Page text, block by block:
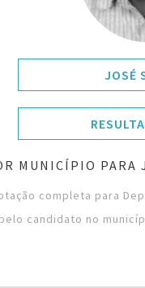
JOSÉ
MUNICÍPIO PARA
completa para
candidato no